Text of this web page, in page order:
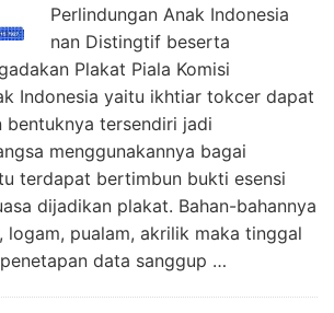
Perlindungan Anak Indonesia
nan Distingtif beserta
Plakat Piala Komisi
Indonesia yaitu ikhtiar tokcer dapat
bentuknya tersendiri jadi
menggunakannya bagai
terdapat bertimbun bukti esensi
dijadikan plakat. Bahan-bahannya
logam, pualam, akrilik maka tinggal
data sanggup …